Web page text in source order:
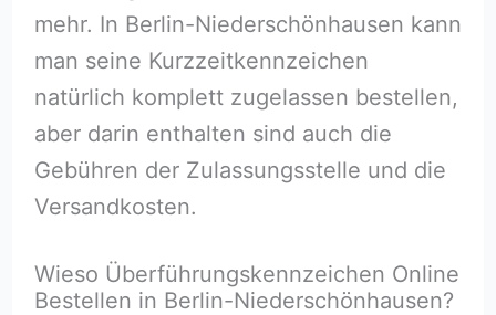
mehr. In Berlin-Niederschönhausen kann
man seine Kurzzeitkennzeichen
natürlich komplett zugelassen bestellen,
aber darin enthalten sind auch die
Gebühren der Zulassungsstelle und die
Versandkosten.
Wieso Überführungskennzeichen Online
Bestellen in Berlin-Niederschönhausen?